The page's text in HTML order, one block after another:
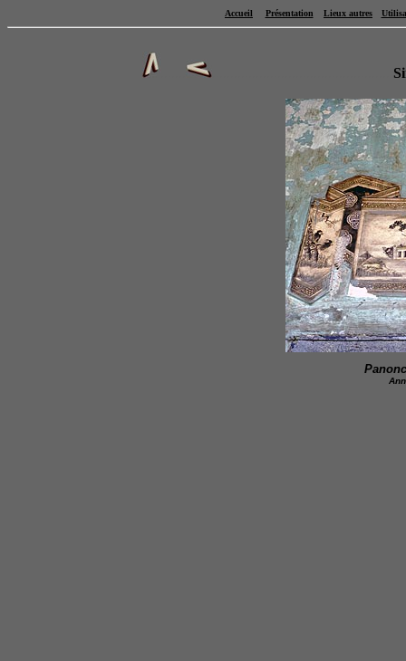
Accueil Présentation Lieux autres
.................................................